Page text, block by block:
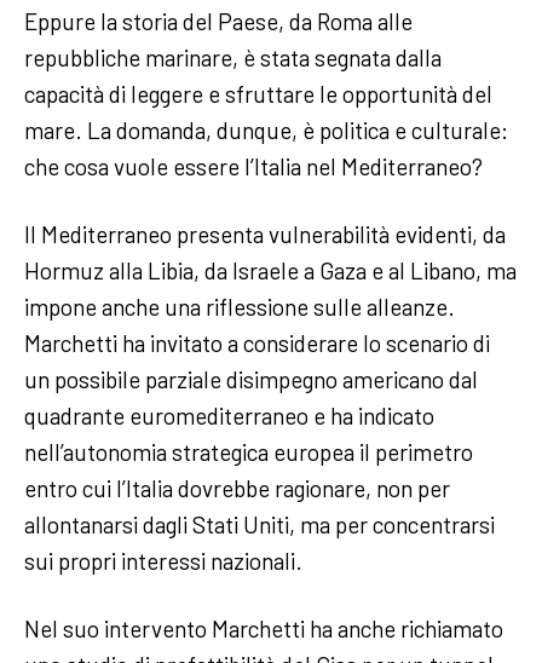
Eppure la storia del Paese, da Roma alle
repubbliche marinare, è stata segnata dalla
capacità di leggere e sfruttare le opportunità del
mare. La domanda, dunque, è politica e culturale:
che cosa vuole essere l’Italia nel Mediterraneo?
Il Mediterraneo presenta vulnerabilità evidenti, da
Hormuz alla Libia, da Israele a Gaza e al Libano, ma
impone anche una riflessione sulle alleanze.
Marchetti ha invitato a considerare lo scenario di
un possibile parziale disimpegno americano dal
quadrante euromediterraneo e ha indicato
nell’autonomia strategica europea il perimetro
entro cui l’Italia dovrebbe ragionare, non per
allontanarsi dagli Stati Uniti, ma per concentrarsi
sui propri interessi nazionali.
Nel suo intervento Marchetti ha anche richiamato